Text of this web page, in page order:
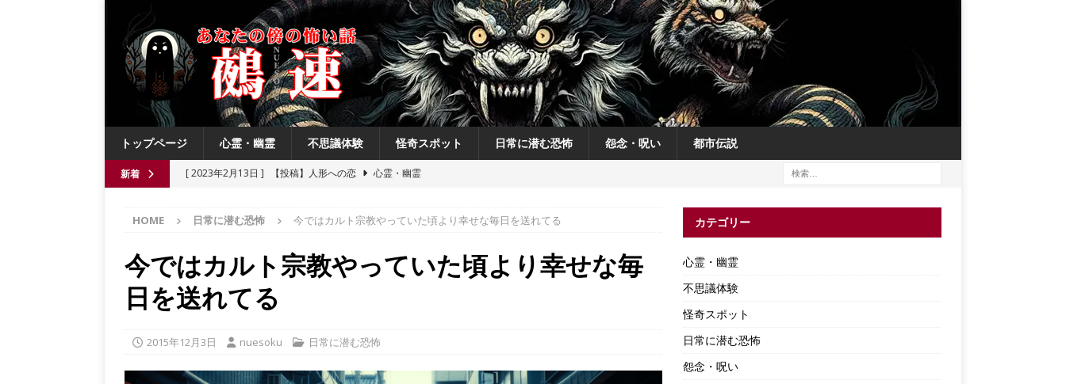
トップページ 心霊・幽霊 不思議体験 怪奇スポット 日常に潜む恐怖 怨念・呪い 都市伝説
新着 [ 2023年2月13日 ] 【投稿】人形への恋
心霊・幽霊
[ 2021年6月13日 ]
チチケゥ
都市伝説
[ 2021年6月13日 ]
ニュータウン祟り神
怨念・呪い
[ 2023年4月4日 ]
【投稿】厄祓い 怨念・呪い
HOME 日常に潜む恐怖 今ではカルト宗教やっていた頃より幸せな毎日を送れてる
今ではカルト宗教やっていた頃より幸せな毎
日を送れてる
2015年12月3日 nuesoku 日常に潜む恐怖
カテゴリー
心霊・幽霊
不思議体験
怪奇スポット
日常に潜む恐怖
怨念・呪い